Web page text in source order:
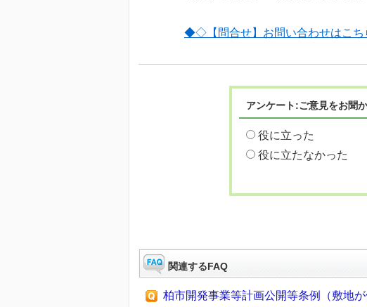
◆◇【問合せ】お問い合わせはこ
アンケート:ご意見をお聞
役に立った
役に立たなかった
関連するFAQ
柏市開発事業等計画公開等条例（敷地が